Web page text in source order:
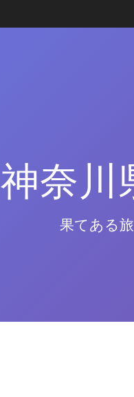
神奈川
果てある